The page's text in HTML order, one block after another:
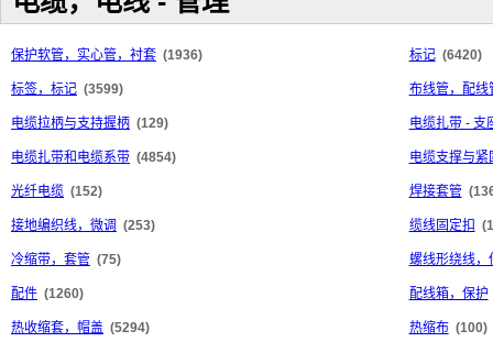
保护软管，实心管，衬套 (1936) 标记 (6420)
标签，标记 (3599) 布线管，配线
电缆拉柄与支持握柄 (129) 电缆扎带 - 支
电缆扎带和电缆系带 (4854) 电缆支撑与紧
光纤电缆 (152) 焊接套管
接地编织线，微调 (253) 缆线固定扣
冷缩带，套管 (75) 螺线形绕线，
配件 (1260) 配线箱，保护
热收缩套，帽盖 (5294) 热缩布 (100)